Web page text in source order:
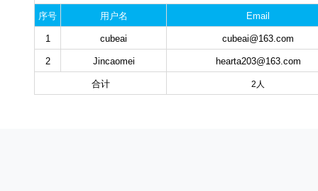
序号 用户名 Email
1 cubeai cubeai@163.com
2 Jincaomei hearta203@163.com
合计 2人